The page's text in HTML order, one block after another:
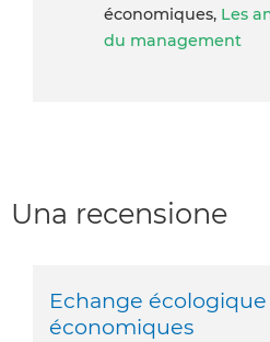
économiques, Les
du management
Una recensione
Echange
économiques